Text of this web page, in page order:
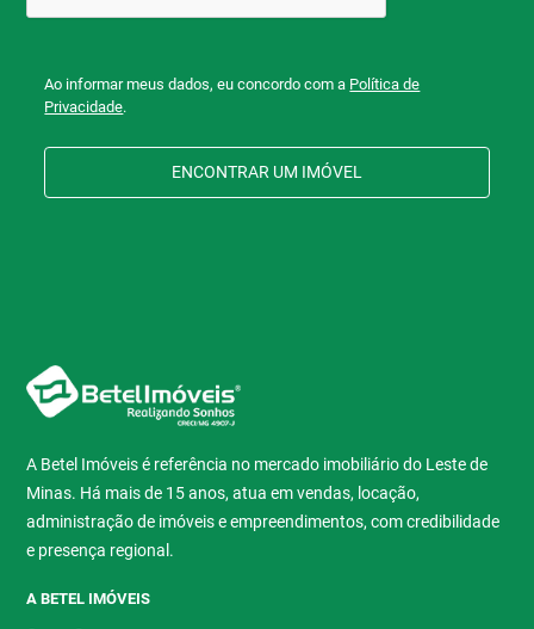
Ao informar meus dados, eu concordo com a Política de
Privacidade.
ENCONTRAR UM IMÓVEL
A Betel Imóveis é referência no mercado imobiliário do Leste de
Minas. Há mais de 15 anos, atua em vendas, locação,
administração de imóveis e empreendimentos, com credibilidade
e presença regional.
A BETEL IMÓVEIS